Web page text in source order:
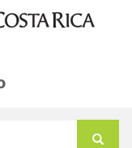
Buscar